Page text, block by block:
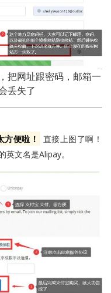
把网址跟密码，邮箱一
丢失了
方便啦！
直接上图了啊！
英文名是Alipay。